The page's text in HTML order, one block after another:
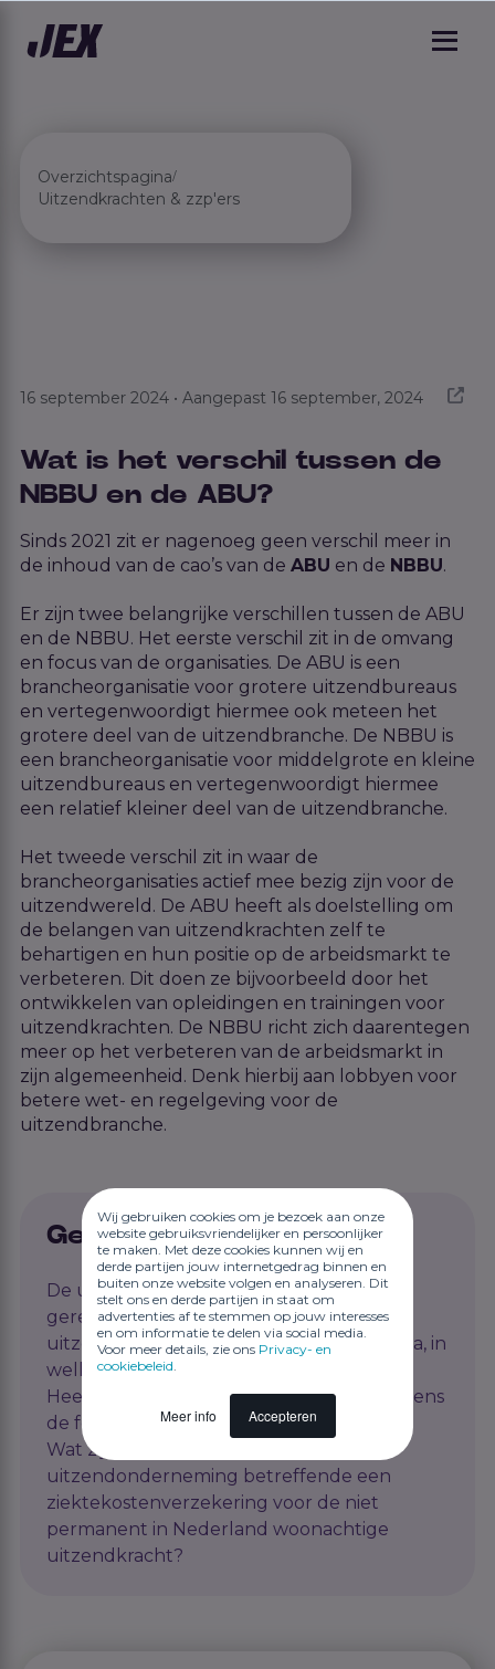
Wij gebruiken cookies om je bezoek aan onze
website gebruiksvriendelijker en persoonlijker
te maken. Met deze cookies kunnen wij en
derde partijen jouw internetgedrag binnen en
buiten onze website volgen en analyseren. Dit
stelt ons en derde partijen in staat om
advertenties af te stemmen op jouw interesses
en om informatie te delen via social media.
Voor meer details, zie ons Privacy- en
cookiebeleid.
Meer info Accepteren
Overzichtspagina/
Uitzendkrachten & zzp'ers
16 september 2024 • Aangepast 16 september, 2024
Wat is het verschil tussen de
NBBU en de ABU?
Sinds 2021 zit er nagenoeg geen verschil meer in
de inhoud van de cao’s van de ABU en de NBBU.
Er zijn twee belangrijke verschillen tussen de ABU
en de NBBU. Het eerste verschil zit in de omvang
en focus van de organisaties. De ABU is een
brancheorganisatie voor grotere uitzendbureaus
en vertegenwoordigt hiermee ook meteen het
grotere deel van de uitzendbranche. De NBBU is
een brancheorganisatie voor middelgrote en kleine
uitzendbureaus en vertegenwoordigt hiermee
een relatief kleiner deel van de uitzendbranche.
Het tweede verschil zit in waar de
brancheorganisaties actief mee bezig zijn voor de
uitzendwereld. De ABU heeft als doelstelling om
de belangen van uitzendkrachten zelf te
behartigen en hun positie op de arbeidsmarkt te
verbeteren. Dit doen ze bijvoorbeeld door het
ontwikkelen van opleidingen en trainingen voor
uitzendkrachten. De NBBU richt zich daarentegen
meer op het verbeteren van de arbeidsmarkt in
zijn algemeenheid. Denk hierbij aan lobbyen voor
betere wet- en regelgeving voor de
uitzendbranche.
Gerelateerde artikelen
De uitzendkracht heeft de AOW-
gerechtigde leeftijd bereikt. Kan de
uitzendkracht blijven doorwerken en zo ja, in
welke fase?
Heeft de uitzendkracht recht op loon tijdens
de feestdag?
Wat zijn de verplichtingen van de
uitzendonderneming betreffende een
ziektekostenverzekering voor de niet
permanent in Nederland woonachtige
uitzendkracht?